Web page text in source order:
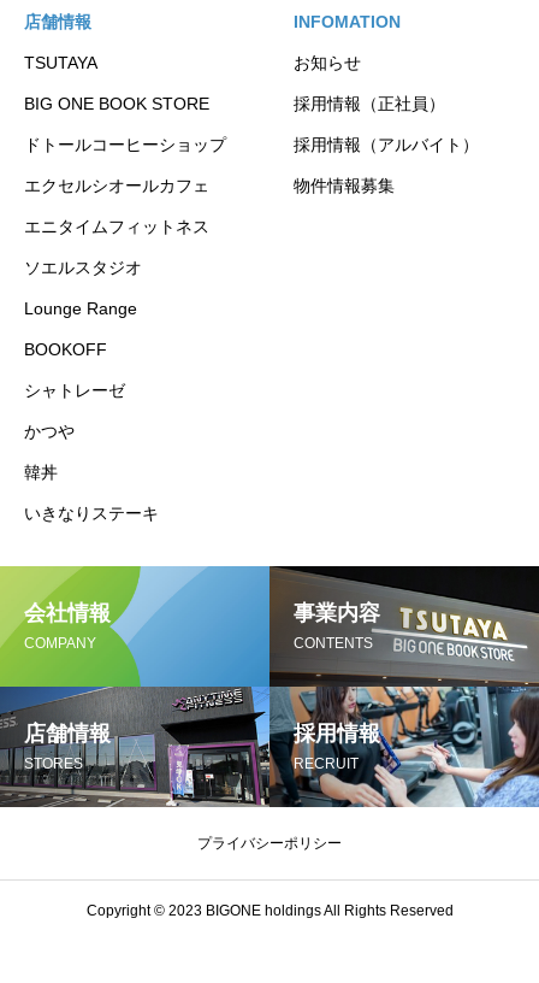
店舗情報
TSUTAYA
BIG ONE BOOK STORE
ドトールコーヒーショップ
エクセルシオールカフェ
エニタイムフィットネス
ソエルスタジオ
Lounge Range
BOOKOFF
シャトレーゼ
かつや
韓丼
いきなりステーキ
INFOMATION
お知らせ
採用情報（正社員）
採用情報（アルバイト）
物件情報募集
会社情報
COMPANY
事業内容
CONTENTS
店舗情報
STORES
採用情報
RECRUIT
プライバシーポリシー
Copyright © 2023 BIGONE holdings All Rights Reserved